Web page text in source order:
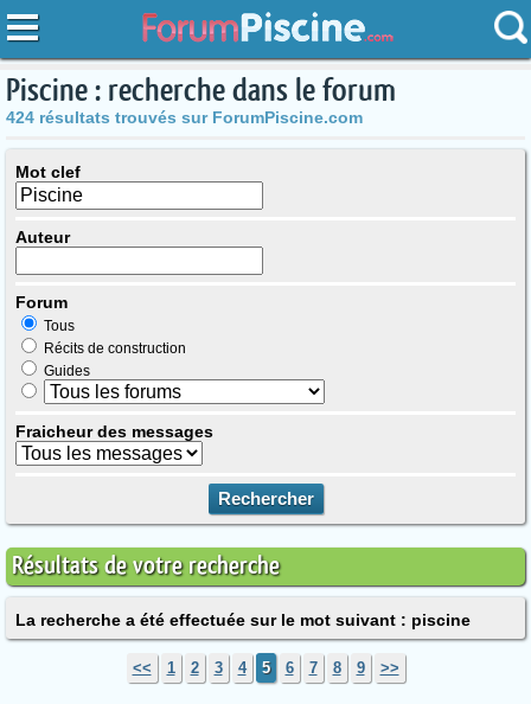
Piscine : recherche dans le forum
424 résultats trouvés sur ForumPiscine.com
Mot clef
Auteur
Forum
Tous
Récits de construction
Guides
Fraicheur des messages
Résultats de votre recherche
La recherche a été effectuée sur le mot suivant : piscine
<< 1 2 3 4 5 6 7 8 9 >>